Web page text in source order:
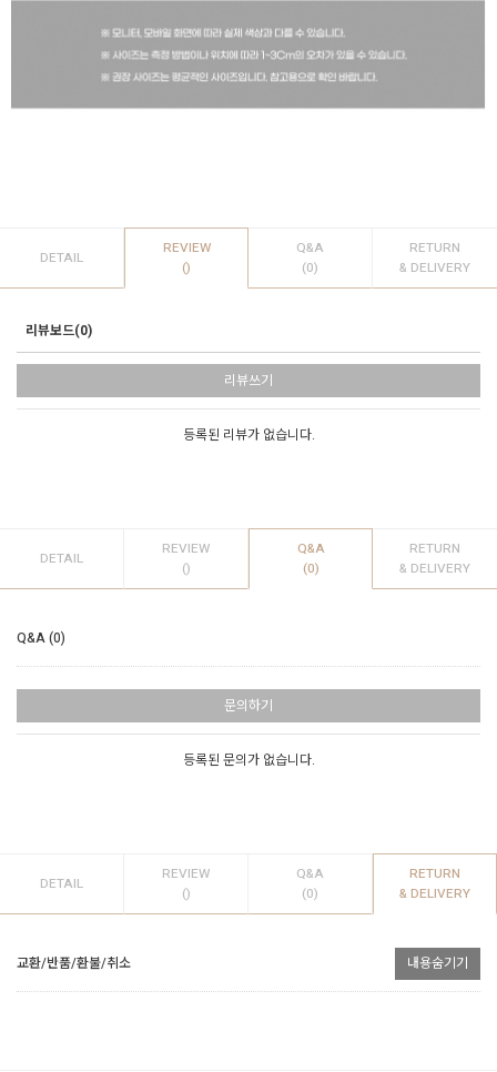
DETAIL
REVIEW
()
Q&A
(0)
RETURN
& DELIVERY
리뷰보드(0)
리뷰쓰기
등록된 리뷰가 없습니다.
DETAIL
REVIEW
()
Q&A
(0)
RETURN
& DELIVERY
Q&A (0)
문의하기
등록된 문의가 없습니다.
DETAIL
REVIEW
()
Q&A
(0)
RETURN
& DELIVERY
교환/반품/환불/취소 내용숨기기